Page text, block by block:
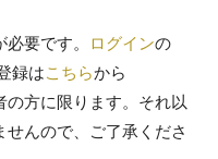
要です。 ログインの
録はこちらから
の方に限ります。それ以
んので、ご了承くださ